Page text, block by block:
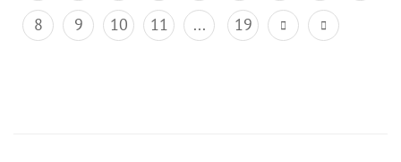
8
9 10 11 ... 19